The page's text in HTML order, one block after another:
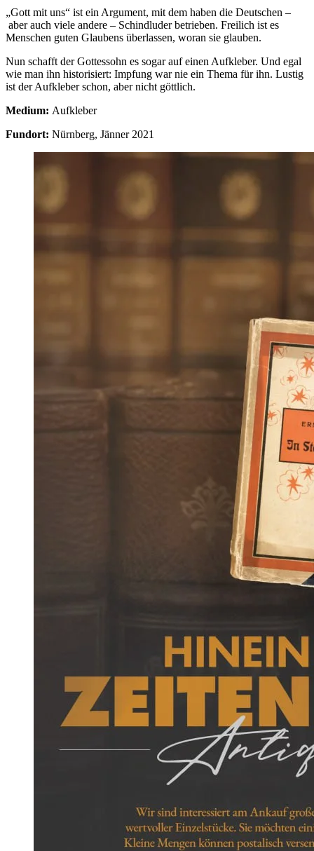
„Gott mit uns“ ist ein Argument, mit dem haben die Deutschen –
aber auch viele andere – Schindluder betrieben. Freilich ist es
Menschen guten Glaubens überlassen, woran sie glauben.
Nun schafft der Gottessohn es sogar auf einen Aufkleber. Und egal
wie man ihn historisiert: Impfung war nie ein Thema für ihn. Lustig
ist der Aufkleber schon, aber nicht göttlich.
Medium: Aufkleber
Fundort: Nürnberg, Jänner 2021